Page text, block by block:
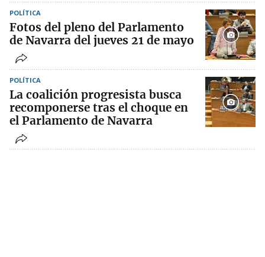
POLÍTICA
Fotos del pleno del Parlamento
de Navarra del jueves 21 de mayo
POLÍTICA
La coalición progresista busca
recomponerse tras el choque en
el Parlamento de Navarra